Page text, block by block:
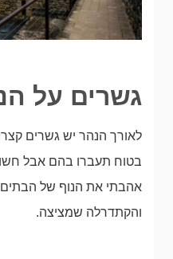
גשרים על
לאורך הנהר יש גשרים
בטוח תעברו בהם אבל
אהבתי את הנוף של הבתים
והקתדרלה שמציצה.